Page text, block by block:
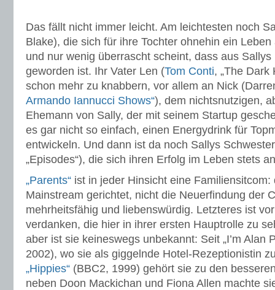
Das fällt nicht immer leicht. Am leichtesten noch
Blake), die sich für ihre Tochter ohnehin ein
und nur wenig überrascht scheint, dass aus
geworden ist. Ihr Vater Len (Tom Conti, „The Dark
schon mehr zu knabbern, vor allem an Nick
Armando Iannucci Shows“), dem nichtsnutzigen,
Ehemann von Sally, der mit seinem Startup
es gar nicht so einfach, einen Energydrink für
entwickeln. Und dann ist da noch Sallys
„Episodes“), die sich ihren Erfolg im Leben stets
„Parents“ ist in jeder Hinsicht eine Familiensitcom:
Mainstream gerichtet, nicht die Neuerfindung der
mehrheitsfähig und liebenswürdig. Letzteres ist
verdanken, die hier in ihrer ersten Hauptrolle zu
aber ist sie keineswegs unbekannt: Seit „I’m Alan
2002), wo sie als giggelnde Hotel-Rezeptionistin
„Hippies“ (BBC2, 1999) gehört sie zu den
neben Doon Mackichan und Fiona Allen machte